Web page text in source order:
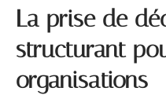
La prise de
structurant
organisations